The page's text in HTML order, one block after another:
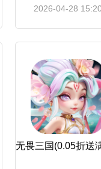
2026-04-28 15:20